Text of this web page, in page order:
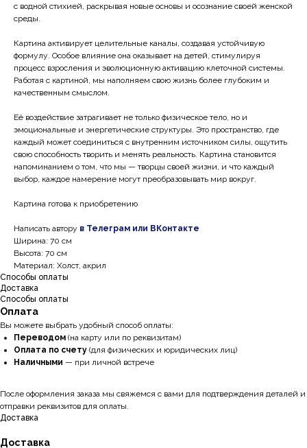
с водной стихией, раскрывая новые основы и осознание своей женской
среды.
Картина активирует целительные каналы, создавая устойчивую
формулу. Особое влияние она оказывает на детей, стимулируя
процесс взросления и эволюционную активацию клеточной системы.
Работая с картиной, мы наполняем свою жизнь более глубоким и
качественным смыслом.
Её воздействие затрагивает не только физическое тело, но и
эмоциональные и энергетические структуры. Это пространство, где
каждый может соединиться с внутренним источником силы, ощутить
свою способность творить и менять реальность. Картина становится
напоминанием о том, что мы — творцы своей жизни, и что каждый
выбор, каждое намерение могут преобразовывать мир вокруг.
Картина готова к приобретению
Написать автору в Телеграм или ВКонтакте
Ширина: 70 см
Высота: 70 см
Материал: Холст, акрил
Способы оплаты
Доставка
Способы оплаты
Оплата
Вы можете выбрать удобный способ оплаты:
Переводом (на карту или по реквизитам)
Оплата по счету (для физических и юридических лиц)
Наличными — при личной встрече
После оформления заказа мы свяжемся с вами для подтверждения деталей и
отправки реквизитов для оплаты.
Доставка
Доставка